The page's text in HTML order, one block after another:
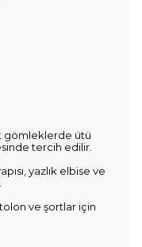
gömleklerde ütü
tercih edilir.
yazlık elbise ve
ve şortlar için